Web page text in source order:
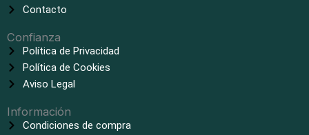
Contacto
Confianza
Política de Privacidad
Política de Cookies
Aviso Legal
Información
Condiciones de compra